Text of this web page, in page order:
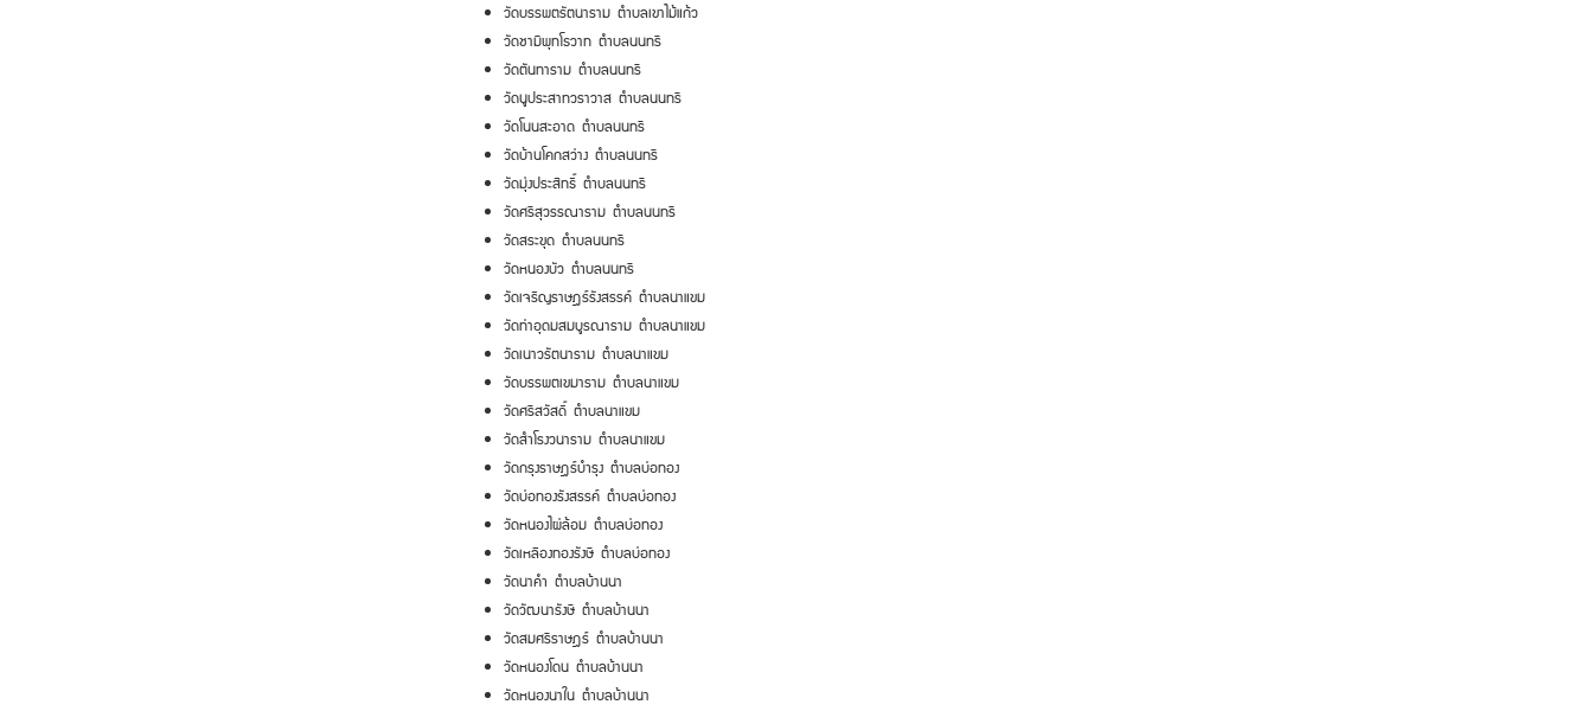
วัดบรรพตรัตนาราม ตำบลเขาไม้แก้ว
วัดชามีพุทโธวาท ตำบลนนทรี
วัดตันทาราม ตำบลนนทรี
วัดนูประสาทวราวาส ตำบลนนทรี
วัดโนนสะอาด ตำบลนนทรี
วัดบ้านโคกสว่าง ตำบลนนทรี
วัดมุ่งประสิทธิ์ ตำบลนนทรี
วัดศรีสุวรรณาราม ตำบลนนทรี
วัดสระขุด ตำบลนนทรี
วัดหนองบัว ตำบลนนทรี
วัดเจริญราษฎร์รังสรรค์ ตำบลนาแขม
วัดท่าอุดมสมบูรณาราม ตำบลนาแขม
วัดเนาวรัตนาราม ตำบลนาแขม
วัดบรรพตเขมาราม ตำบลนาแขม
วัดศรีสวัสดิ์ ตำบลนาแขม
วัดสำโรงวนาราม ตำบลนาแขม
วัดกรุงราษฎร์บำรุง ตำบลบ่อทอง
วัดบ่อทองรังสรรค์ ตำบลบ่อทอง
วัดหนองไผ่ล้อม ตำบลบ่อทอง
วัดเหลืองทองรังษี ตำบลบ่อทอง
วัดนาคำ ตำบลบ้านนา
วัดวัฒนารังษี ตำบลบ้านนา
วัดสมศรีราษฎร์ ตำบลบ้านนา
วัดหนองโดน ตำบลบ้านนา
วัดหนองนาใน ตำบลบ้านนา